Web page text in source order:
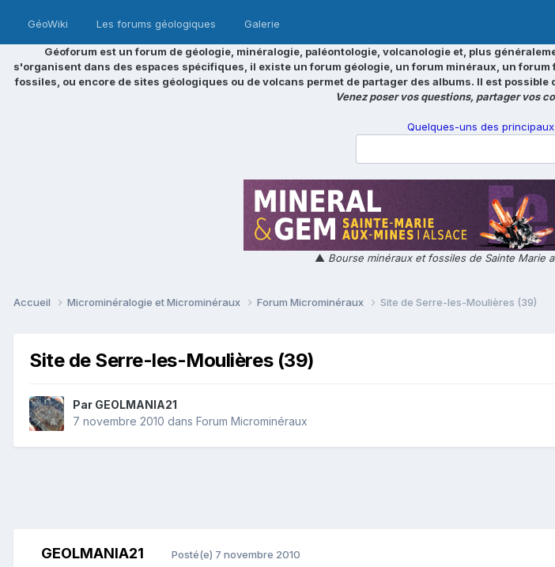
GéoWiki Les forums géologiques Galerie
Géoforum est un forum de géologie, minéralogie, paléontologie, volcanologie et, plus
s'organisent dans des espaces spécifiques, il existe un forum géologie, un forum minéraux, un
fossiles, ou encore de sites géologiques ou de volcans permet de partager des albums. Il est
Venez poser vos questions, partager vos
Quelques-uns des
▲ Bourse minéraux et fossiles de Sainte Marie
Accueil Microminéralogie et Microminéraux Forum Microminéraux Site de Serre-les-Moulières (39)
Site de Serre-les-Moulières (39)
Par GEOLMANIA21
7 novembre 2010 dans Forum Microminéraux
GEOLMANIA21 Posté(e) 7 novembre 2010